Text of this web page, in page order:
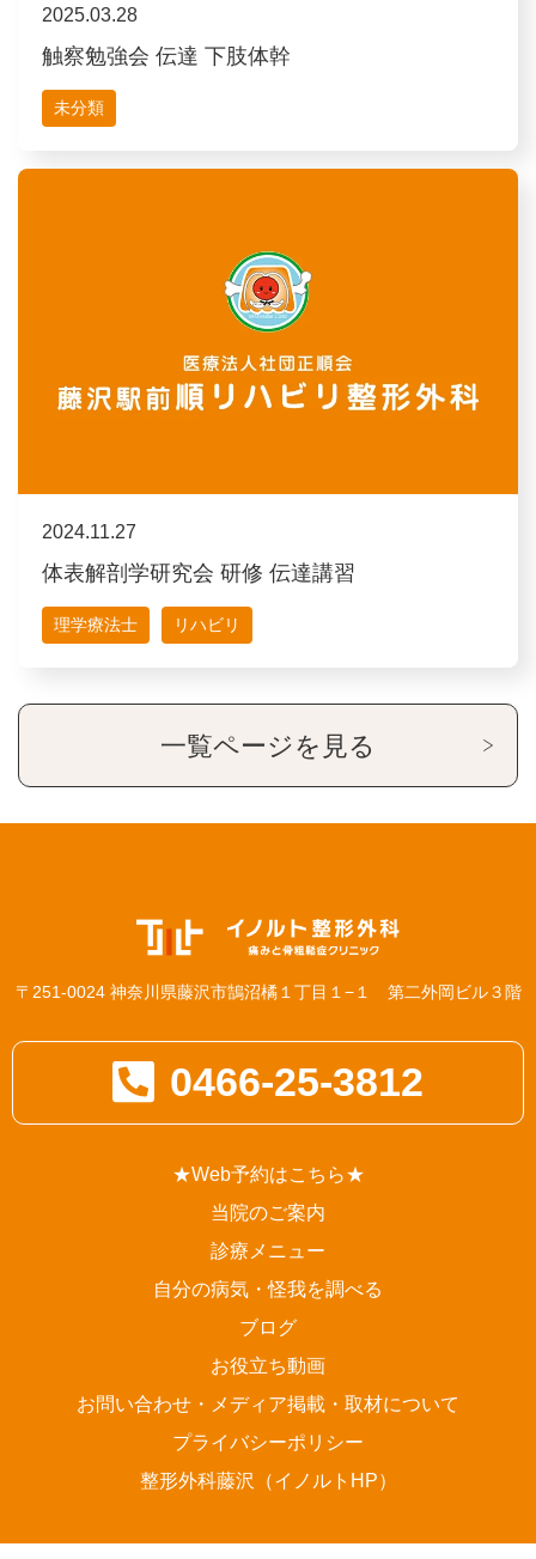
2025.03.28
触察勉強会 伝達 下肢体幹
未分類
2024.11.27
体表解剖学研究会 研修 伝達講習
理学療法士 リハビリ
一覧ページを見る
〒251-0024 神奈川県藤沢市鵠沼橘１丁目１−１ 第二外岡ビル３階
0466-25-3812
★Web予約はこちら★
当院のご案内
診療メニュー
自分の病気・怪我を調べる
ブログ
お役立ち動画
お問い合わせ・メディア掲載・取材について
プライバシーポリシー
整形外科藤沢（イノルトHP）